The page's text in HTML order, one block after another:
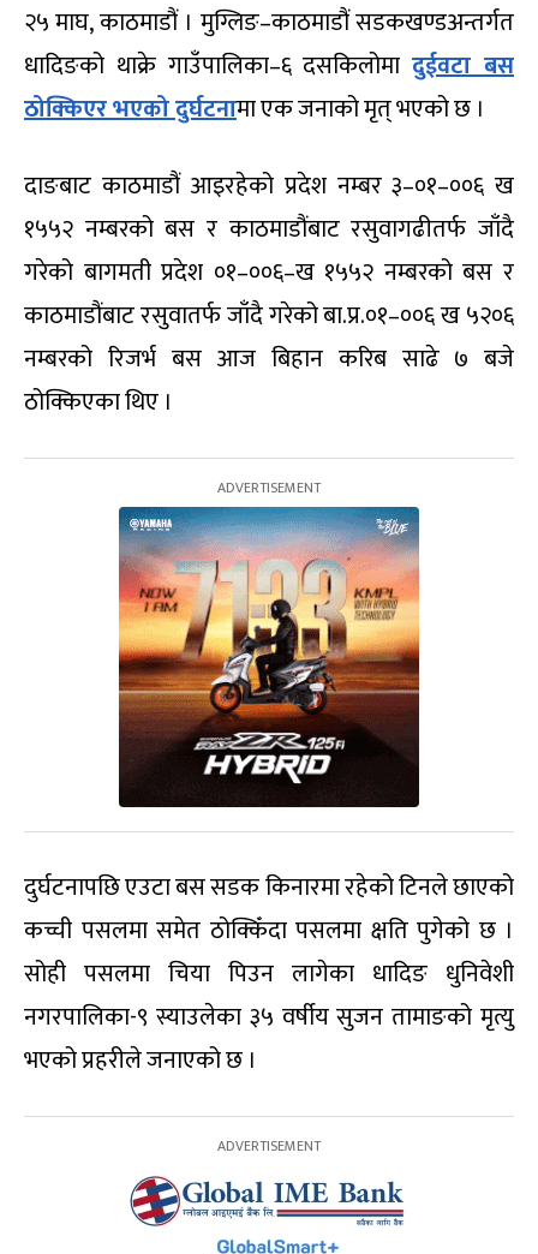
२५ माघ, काठमाडौं । मुग्लिङ–काठमाडौं सडकखण्डअन्तर्गत
धादिङको थाक्रे गाउँपालिका–६ दसकिलोमादुईवटा बस
ठोक्किएर भएको दुर्घटनामा एक जनाको मृत् भएको छ ।
दाङबाट काठमाडौं आइरहेको प्रदेश नम्बर ३–०१–००६ ख
१५५२ नम्बरको बस र काठमाडौंबाट रसुवागढीतर्फ जाँदै
गरेको बागमती प्रदेश ०१–००६–ख १५५२ नम्बरको बस र
काठमाडौंबाट रसुवातर्फ जाँदै गरेको बा.प्र.०१–००६ ख ५२०६
नम्बरको रिजर्भ बस आज बिहान करिब साढे ७ बजे
ठोक्किएका थिए ।
दुर्घटनापछि एउटा बस सडक किनारमा रहेको टिनले छाएको
कच्ची पसलमा समेत ठोक्किँदा पसलमा क्षति पुगेको छ ।
सोही पसलमा चिया पिउन लागेका धादिङ धुनिवेशी
नगरपालिका-९ स्याउलेका ३५ वर्षीय सुजन तामाङको मृत्यु
भएको प्रहरीले जनाएको छ ।